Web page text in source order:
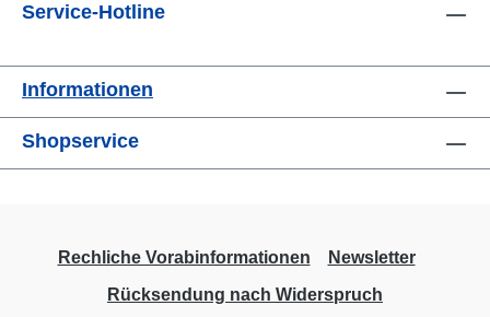
Service-Hotline
Informationen
Shopservice
Rechliche Vorabinformationen
Newsletter
Rücksendung nach Widerspruch